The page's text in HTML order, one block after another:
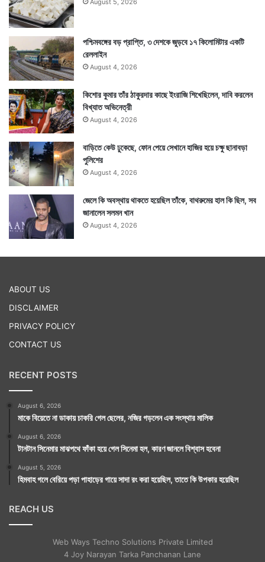
August 5, 2026
পশ্চিমবঙ্গের বড় প্রাপ্তি, ৩ দেশকে জুড়বে ১৭ কিলোমিটার একটি
রেললাইন
August 4, 2026
কিশোর কুমার তাঁর ঠাকুরদার কাছে ইংরাজি শিখেছিলেন, দাবি করলেন
বিখ্যাত অভিনেত্রী
August 4, 2026
বাড়িতে কেউ ঢুকেছে, ফোন পেয়ে সেখানে হাজির হয়ে চক্ষু ছানাবড়া
পুলিশের
August 4, 2026
জেলে কি অবস্থায় থাকতে হয়েছিল তাঁকে, বাথরুমের হাল কি ছিল, সব
জানালেন সলমন খান
August 4, 2026
ABOUT US
DISCLAIMER
PRIVACY POLICY
CONTACT US
RECENT POSTS
August 6, 2026
মাকে বিয়েতে না ডাকায় চাকরি গেল ছেলের, নজির গড়লেন এক সংস্থার মালিক
August 6, 2026
টানটান সিনেমার মাঝপথে ফাঁকা হয়ে গেল সিনেমা হল, কারণ জানলে বিশ্বাস হবেনা
August 5, 2026
হিমবাহ গলে বেরিয়ে পড়া পাহাড়ের গায়ে সাদা রং করা হয়েছিল, তাতে কি উপকার হয়েছিল
REACH US
Web Ways Techno Solutions Private Limited
4 Joy Narayan Tarka Panchanan Lane